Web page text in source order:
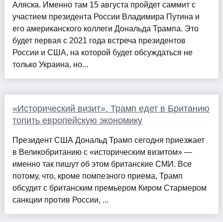
Аляска. Именно там 15 августа пройдет саммит с
участием президента России Владимира Путина и
его американского коллеги Дональда Трампа. Это
будет первая с 2021 года встреча президентов
России и США, на которой будет обсуждаться не
только Украина, но...
«Исторический визит». Трамп едет в Британию
топить европейскую экономику
Президент США Дональд Трамп сегодня приезжает
в Великобританию с «историческим визитом» —
именно так пишут об этом британские СМИ. Все
потому, что, кроме помпезного приема, Трамп
обсудит с британским премьером Киром Стармером
санкции против России, ...